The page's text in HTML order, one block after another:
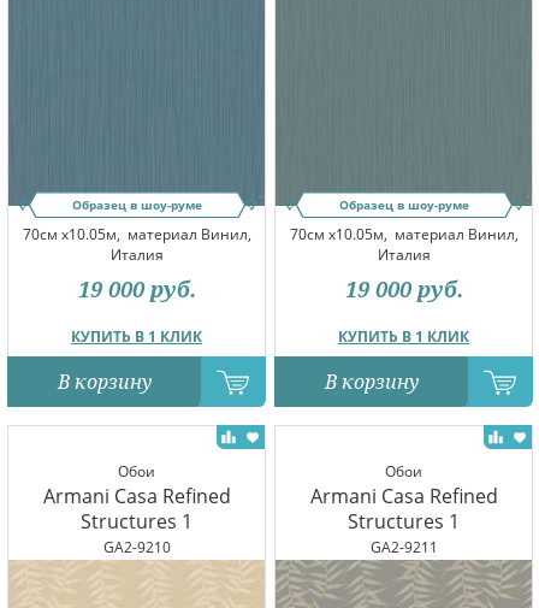
Образец в шоу-руме
70см x10.05м, материал Винил,
Италия
КУПИТЬ В 1 КЛИК
19 000 руб.
В корзину
Образец в шоу-руме
70см x10.05м, материал Винил,
Италия
КУПИТЬ В 1 КЛИК
19 000 руб.
В корзину
Обои
Armani Casa Refined
Structures 1
GA2-9210
Обои
Armani Casa Refined
Structures 1
GA2-9211